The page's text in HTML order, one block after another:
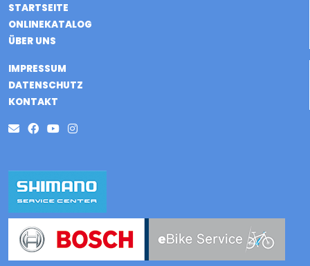
STARTSEITE
ONLINEKATALOG
ÜBER UNS
IMPRESSUM
DATENSCHUTZ
KONTAKT